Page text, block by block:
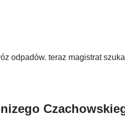
odpadów. teraz magistrat